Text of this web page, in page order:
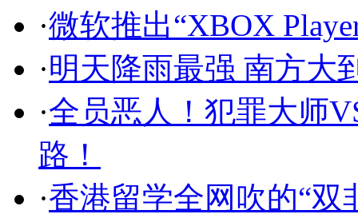
·微软推出“XBOX
·明天降雨最强 南方大
·全员恶人！犯罪大师
路！
·香港留学全网吹的“双